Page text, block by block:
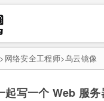
> 网络安全工程师>乌云镜像
起写一个 Web 服务